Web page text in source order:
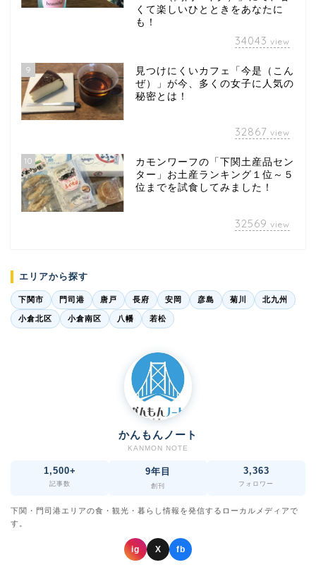
くて楽しいひとときをあなたに
も！
34043 view
9
見つけにくいカフェ「今是（こん
ぜ）」が今、多くの女子に人気の
秘密とは！
32867 view
10
カモンワーフの「下関土産品セン
ター」お土産ランキング１位～５
位までを試食してみました！
32569 view
エリアから探す
下関市 門司港 唐戸 長府 安岡 彦島 菊川 北九州
小倉北区 小倉南区 八幡 若松
かんもんノート
KANMON NOTE
1,500+
記事数
9年目
創刊
3,363
フォロワー
下関・門司港エリアの食・観光・暮らし情報を発信するローカルメディアで
す。
ig X fb